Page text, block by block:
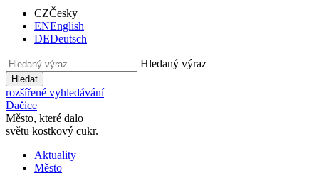
CZČesky
ENEnglish
DEDeutsch
Hledaný výraz
Hledat
rozšířené vyhledávání
Dačice
Město, které dalo
světu kostkový cukr.
Aktuality
Město